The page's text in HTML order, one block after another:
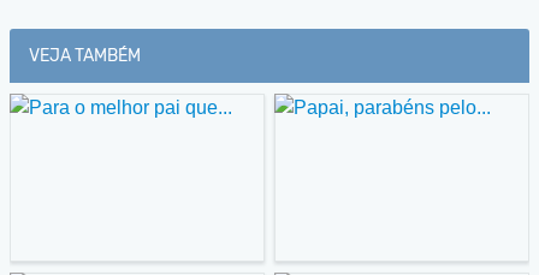
VEJA TAMBÉM